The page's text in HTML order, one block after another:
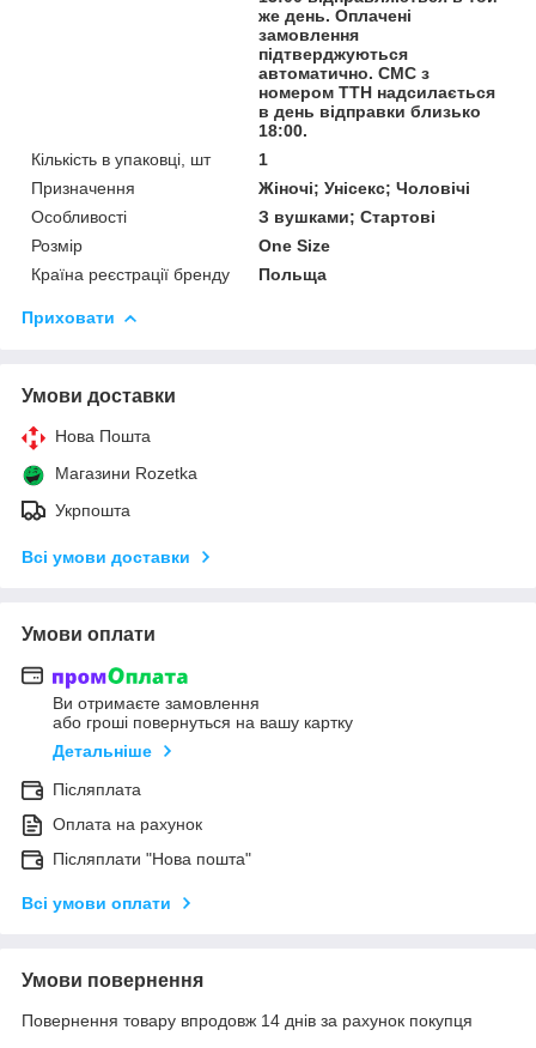
же день. Оплачені
замовлення
підтверджуються
автоматично. СМС з
номером ТТН надсилається
в день відправки близько
18:00.
Кількість в упаковці, шт
1
Призначення
Жіночі; Унісекс; Чоловічі
Особливості
З вушками; Стартові
Розмір
One Size
Країна реєстрації бренду
Польща
Приховати
Умови доставки
Нова Пошта
Магазини Rozetka
Укрпошта
Всі умови доставки
Умови оплати
Ви отримаєте замовлення
або гроші повернуться на вашу картку
Детальніше
Післяплата
Оплата на рахунок
Післяплати "Нова пошта"
Всі умови оплати
Умови повернення
Повернення товару впродовж 14 днів за рахунок покупця